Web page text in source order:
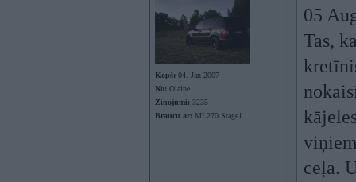
Kopš: 04. Jan 2007
No: Olaine
Ziņojumi: 3235
Braucu ar: ML270 Stage1
05
Tas,
ceļa.